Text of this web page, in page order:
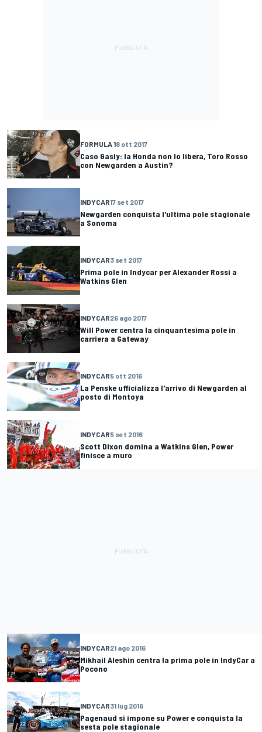
FORMULA 18 ott 2017
Caso Gasly: la Honda non lo libera, Toro Rosso
con Newgarden a Austin?
INDYCAR17 set 2017
Newgarden conquista l'ultima pole stagionale
a Sonoma
INDYCAR3 set 2017
Prima pole in Indycar per Alexander Rossi a
Watkins Glen
INDYCAR26 ago 2017
Will Power centra la cinquantesima pole in
carriera a Gateway
INDYCAR5 ott 2016
La Penske ufficializza l'arrivo di Newgarden al
posto di Montoya
INDYCAR5 set 2016
Scott Dixon domina a Watkins Glen, Power
finisce a muro
INDYCAR21 ago 2016
Mikhail Aleshin centra la prima pole in IndyCar a
Pocono
INDYCAR31 lug 2016
Pagenaud si impone su Power e conquista la
sesta pole stagionale